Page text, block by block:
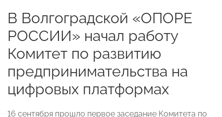
В Волгоградской «ОПОРЕ
РОССИИ» начал работу
Комитет по развитию
предпринимательства на
цифровых платформах
16 сентября прошло первое заседание Комитета по